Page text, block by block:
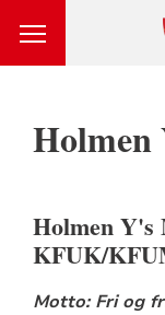
Holmen
Holmen Y's
KFUK/
Motto: Fri og